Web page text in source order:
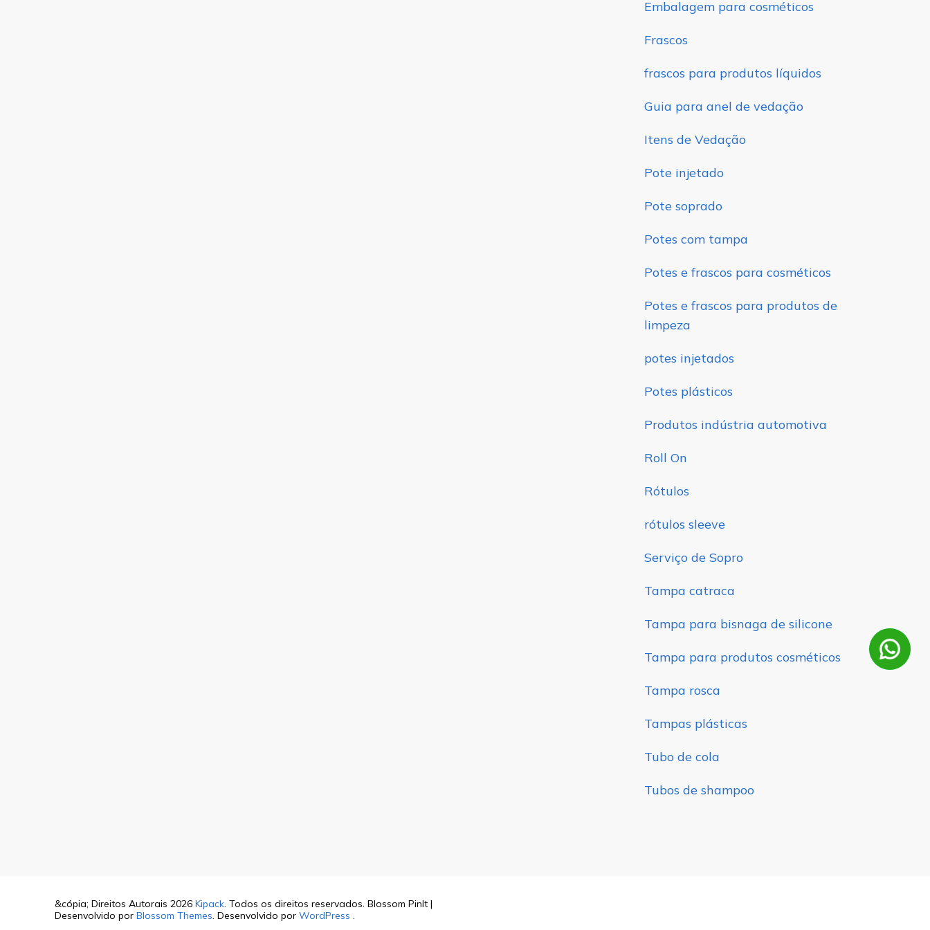
Embalagem para cosméticos
Frascos
frascos para produtos líquidos
Guia para anel de vedação
Itens de Vedação
Pote injetado
Pote soprado
Potes com tampa
Potes e frascos para cosméticos
Potes e frascos para produtos de
limpeza
potes injetados
Potes plásticos
Produtos indústria automotiva
Roll On
Rótulos
rótulos sleeve
Serviço de Sopro
Tampa catraca
Tampa para bisnaga de silicone
Tampa para produtos cosméticos
Tampa rosca
Tampas plásticas
Tubo de cola
Tubos de shampoo
&cópia; Direitos Autorais 2026 Kipack. Todos os direitos reservados. Blossom PinIt |
Desenvolvido por Blossom Themes. Desenvolvido por WordPress .